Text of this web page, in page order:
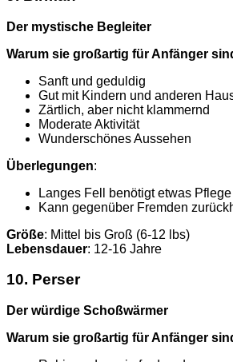
Der mystische Begleiter
Warum sie großartig für Anfänger
Sanft und geduldig
Gut mit Kindern und anderen
Zärtlich, aber nicht klammernd
Moderate Aktivität
Wunderschönes Aussehen
Überlegungen:
Langes Fell benötigt etwas Pflege
Kann gegenüber Fremden
Größe: Mittel bis Groß (6-12 lbs)
Lebensdauer: 12-16 Jahre
10. Perser
Der würdige Schoßwärmer
Warum sie großartig für Anfänger